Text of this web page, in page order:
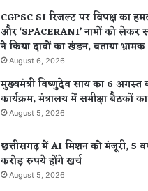
CGPSC SI रिजल्ट पर विपक्ष का
और ‘SPACERANI’ नामों को
ने किया दावों का खंडन, बताया
August 6, 2026
मुख्यमंत्री विष्णुदेव साय का 6 अगस्त
कार्यक्रम, मंत्रालय में समीक्षा बैठकों
August 5, 2026
छत्तीसगढ़ में AI मिशन को मंजूरी, 5
करोड़ रुपये होंगे खर्च
August 5, 2026